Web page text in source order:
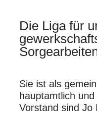
Die Liga für
Sie ist als
hauptamtlich
Vorstand sind Jo